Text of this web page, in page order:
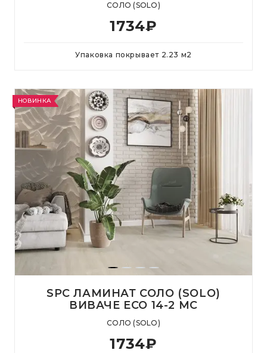
СОЛО (SOLO)
1734₽
Упаковка покрывает 2.23 м2
НОВИНКА
SPC ЛАМИНАТ СОЛО (SOLO)
ВИВАЧЕ ЕСО 14-2 MC
СОЛО (SOLO)
1734₽